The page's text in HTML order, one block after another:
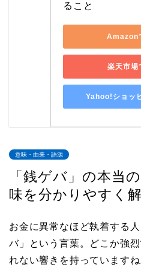
ること
Amazon
楽天市場
Yahoo!ショッ
意味・由来・語源
「銭ゲバ」の本当
味を分かりやすく解
お金に異常なほど執着する
バ」という言葉。どこか強
れない響きを持っています